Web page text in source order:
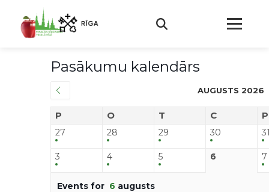
Pasākumu kalendārs
AUGUSTS 2026
P O T C
27 28 29 30
3 4 5 6 7
Events for 6 augusts